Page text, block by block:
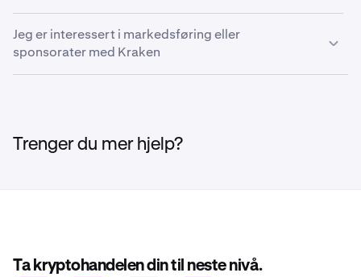
For intervjuforespørsler, logoer, podkaster eller
konferanseopptredener, vennligst kontakt
press@kraken.com
Jeg er interessert i markedsføring eller
sponsorater med Kraken
Trenger du mer hjelp?
Ta kryptohandelen din til neste nivå.